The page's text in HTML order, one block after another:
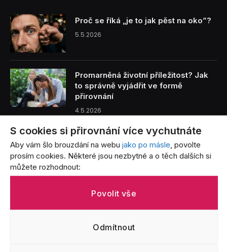
S cookies si přirovnání více vychutnáte
Aby vám šlo brouzdání na webu jako po másle , povolte
prosím cookies. Některé jsou nezbytné a o těch dalších si
můžete rozhodnout:
Povolit vše
Odmítnout
Proč se říká „je to jak pěst na oko”?
5.5.2026
Promarněná životní příležitost? Jak
to správně vyjádřit ve formě
přirovnání
4.5.2026
Benzín je tak drahý, že… Přirovnání,
která vystihují bolest každého řidiče
3.5.2026
Život s batoletem v přirovnáních: Od